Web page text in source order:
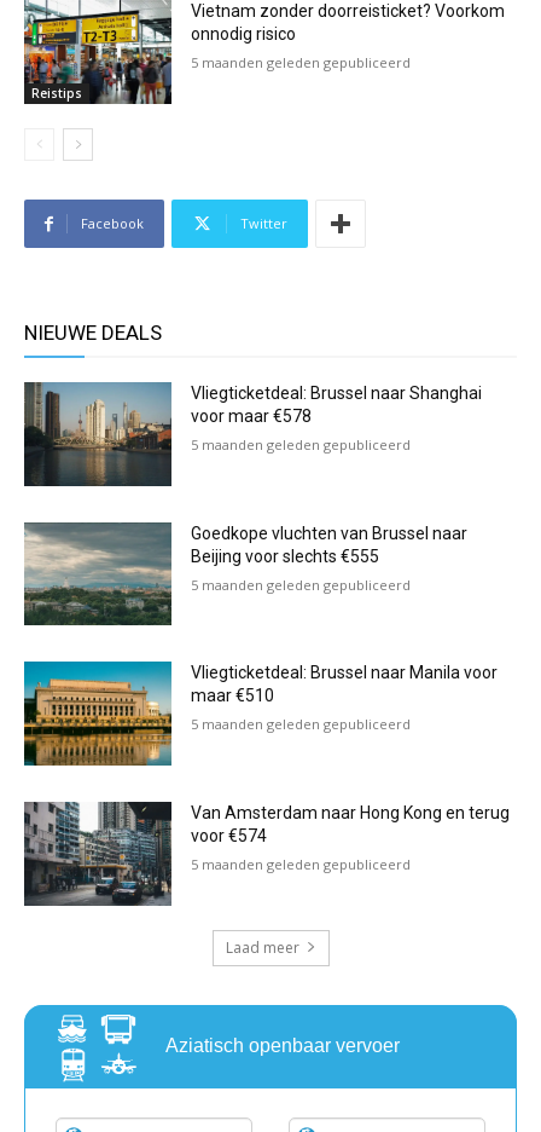
Reistips
Vietnam zonder doorreisticket? Voorkom
onnodig risico
5 maanden geleden gepubliceerd
Facebook Twitter
NIEUWE DEALS
Vliegticketdeal: Brussel naar Shanghai
voor maar €578
5 maanden geleden gepubliceerd
Goedkope vluchten van Brussel naar
Beijing voor slechts €555
5 maanden geleden gepubliceerd
Vliegticketdeal: Brussel naar Manila voor
maar €510
5 maanden geleden gepubliceerd
Van Amsterdam naar Hong Kong en terug
voor €574
5 maanden geleden gepubliceerd
Laad meer
Aziatisch openbaar vervoer